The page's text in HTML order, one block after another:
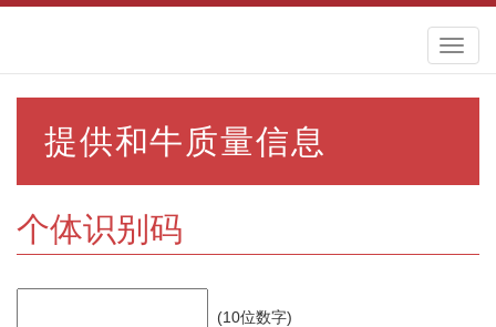
提供和牛质量信息
个体识别码
(10位数字)